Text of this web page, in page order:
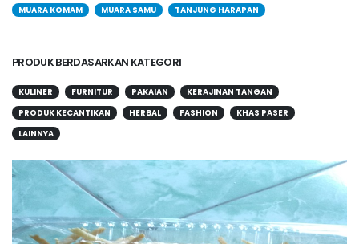
MUARA KOMAM
MUARA SAMU TANJUNG HARAPAN
PRODUK BERDASARKAN KATEGORI
KULINER FURNITUR PAKAIAN
KERAJINAN TANGAN
PRODUK KECANTIKAN
HERBAL FASHION
KHAS PASER
LAINNYA